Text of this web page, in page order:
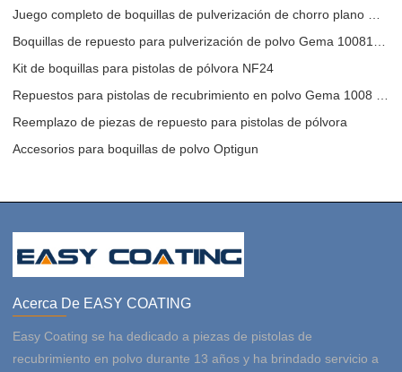
Kit de boquillas para pistolas de pólvora NF24
Reemplazo de piezas de repuesto para pistolas de pólvora
Accesorios para boquillas de polvo Optigun
Acerca De EASY COATING
Easy Coating se ha dedicado a piezas de pistolas de
recubrimiento en polvo durante 13 años y ha brindado servicio a